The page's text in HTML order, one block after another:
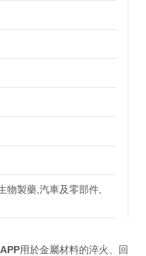
物製藥,汽車及零部件,
用於金屬材料的淬火、回